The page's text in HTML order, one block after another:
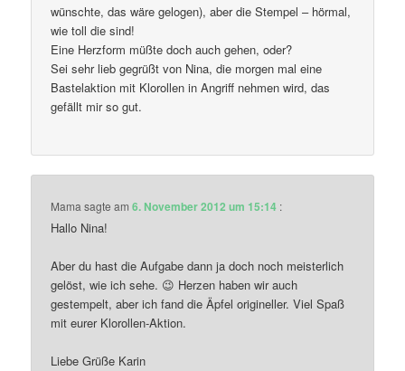
wünschte, das wäre gelogen), aber die Stempel – hörmal,
wie toll die sind!
Eine Herzform müßte doch auch gehen, oder?
Sei sehr lieb gegrüßt von Nina, die morgen mal eine
Bastelaktion mit Klorollen in Angriff nehmen wird, das
gefällt mir so gut.
Mama sagte am6. November 2012 um 15:14 :
Hallo Nina!
Aber du hast die Aufgabe dann ja doch noch meisterlich
gelöst, wie ich sehe. 😉 Herzen haben wir auch
gestempelt, aber ich fand die Äpfel origineller. Viel Spaß
mit eurer Klorollen-Aktion.
Liebe Grüße Karin